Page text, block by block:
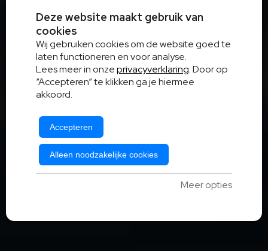
Deze website maakt gebruik van
cookies
Wij gebruiken cookies om de website goed te
laten functioneren en voor analyse.
Lees meer in onzeprivacyverklaring. Door op
“Accepteren” te klikken ga je hiermee
akkoord.
Accepteren
Alleen noodzakelijke cookies
Meer opties